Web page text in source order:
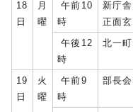
18
日
月
曜
午前10
時
新庁
正面玄
午後12
時
北一
19
日
火
曜
午前9
時
部長